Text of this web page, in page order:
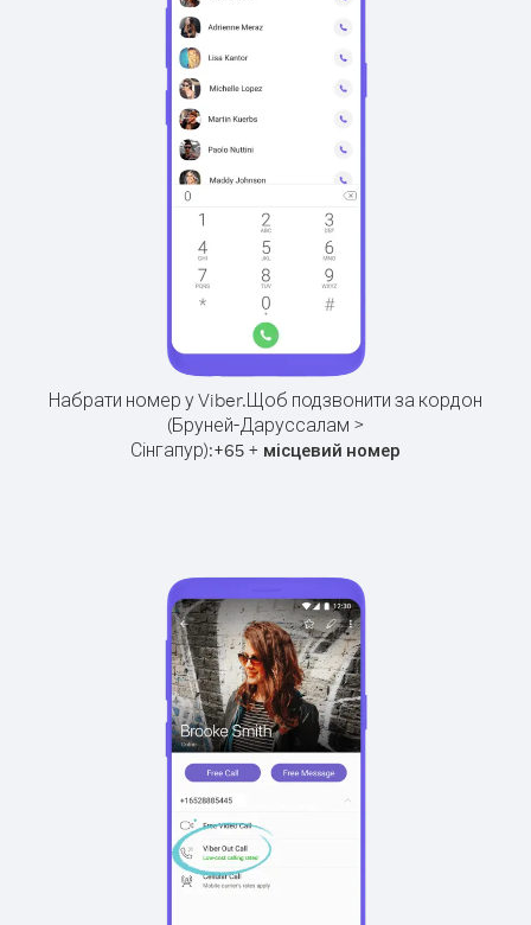
Набрати номер у Viber.Щоб подзвонити за кордон
(Бруней-Даруссалам >
Сінгапур):+65 + місцевий номер